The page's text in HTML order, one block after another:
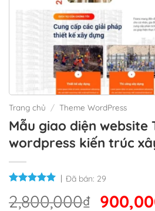
Trang chủ / Theme WordPress
Mẫu giao diện website
wordpress kiến trúc
Đã bán: 29
2,800,000₫ Giá